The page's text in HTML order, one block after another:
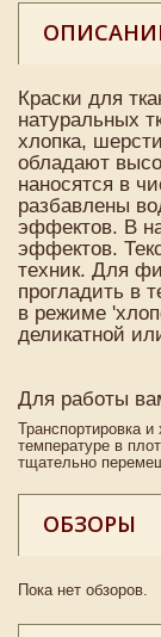
Краски для
натуральных
хлопка,
обладают
наносятся в
разбавлены
эффектов. В
эффектов.
техник. Для
прогладить в
в режиме
деликатной
Для работы
Транспортировка
температуре в
тщательно
ОБЗОРЫ
Пока нет обзоров.